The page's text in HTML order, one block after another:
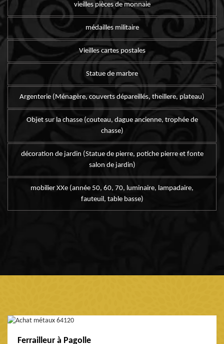
vieilles pièces de monnaie
médailles militaire
Vieilles cartes postales
Statue de marbre
Argenterie (Ménagère, couverts dépareillés, theillere, plateau)
Objet sur la chasse (couteau, dague ancienne, trophée de
chasse)
décoration de jardin (Statue de pierre, potiche pierre et fonte
salon de jardin)
mobilier XXe (année 50, 60, 70, luminaire, lampadaire,
fauteuil, table basse)
Ferrailleur à Pagolle